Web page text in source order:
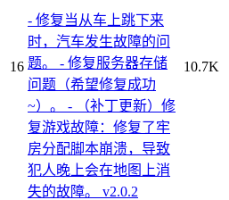
16
- 修复当从车上跳下来
时，汽车发生故障的问
题。 - 修复服务器存储
问题（希望修复成功
~）。 - （补丁更新）修
复游戏故障：修复了牢
房分配脚本崩溃，导致
犯人晚上会在地图上消
失的故障。 v2.0.2
10.7K